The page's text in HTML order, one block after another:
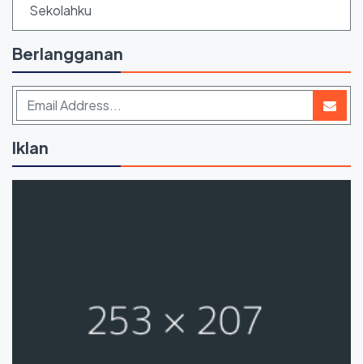
Sekolahku
Berlangganan
Iklan